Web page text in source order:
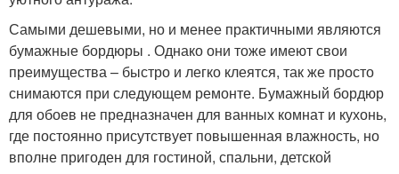
Самыми дешевыми, но и менее практичными являются
бумажные бордюры . Однако они тоже имеют свои
преимущества – быстро и легко клеятся, так же просто
снимаются при следующем ремонте. Бумажный бордюр
для обоев не предназначен для ванных комнат и кухонь,
где постоянно присутствует повышенная влажность, но
вполне пригоден для гостиной, спальни, детской